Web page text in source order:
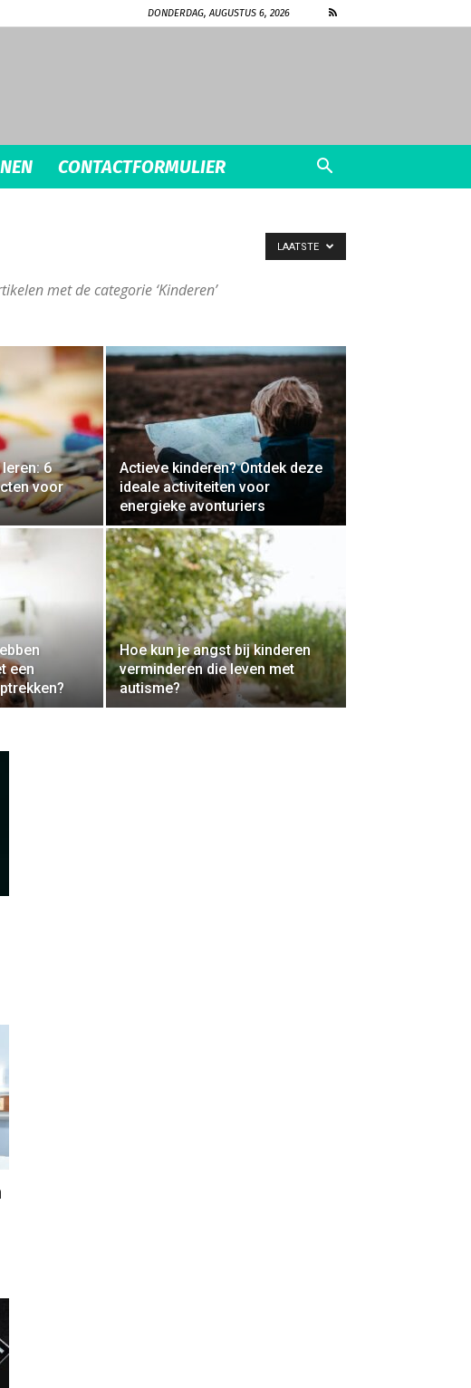
DONDERDAG, AUGUSTUS 6, 2026
CONTACTFORMULIER
met de categorie ‘Kinderen’
LAATSTE
6
voor
Actieve kinderen? Ontdek deze
ideale activiteiten voor
energieke avonturiers
een
Hoe kun je angst bij kinderen
verminderen die leven met
autisme?